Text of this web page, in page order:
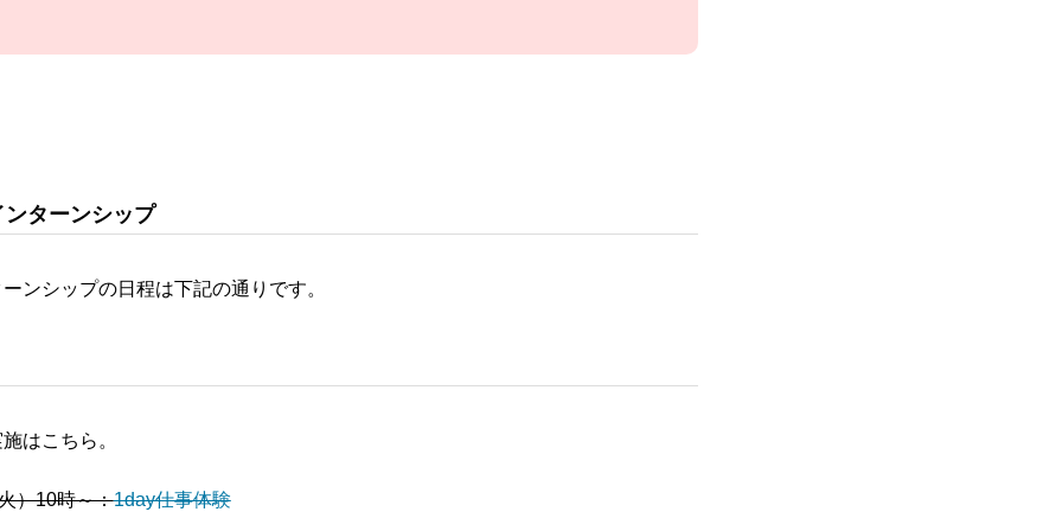
ターンシップ
ンシップの日程は下記の通りです。
はこちら。
）10時～：1day仕事体験